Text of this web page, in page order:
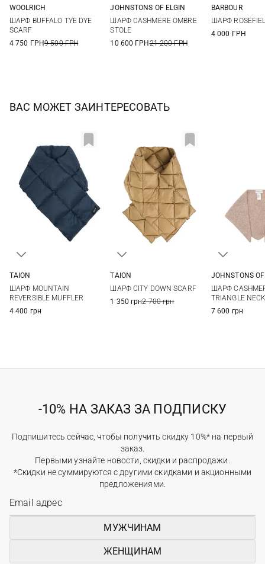
WOOLRICH
ШАРФ BUFFALO TYE DYE
SCARF
4 750 ГРН9 500 ГРН
JOHNSTONS OF ELGIN
ШАРФ CASHMERE OMBRE
STOLE
10 600 ГРН21 200 ГРН
BARBOUR
ШАРФ
4 000 ГРН
ВАС МОЖЕТ ЗАИНТЕРЕСОВАТЬ
TAION
ШАРФ MOUNTAIN
REVERSIBLE MUFFLER
4 400 грн
TAION
ШАРФ CITY DOWN SCARF
1 350 грн2 700 грн
JOHNSTONS
ШАРФ
TRIANGLE
7 600 грн
-10% НА ЗАКАЗ ЗА ПОДПИСКУ
Подпишитесь сейчас, чтобы получить скидку 10%* на первый
заказ.
Первыми узнайте новости, скидки и распродажи.
*Скидки не суммируются с другими скидками и акционными
предложениями.
МУЖЧИНАМ
ЖЕНЩИНАМ